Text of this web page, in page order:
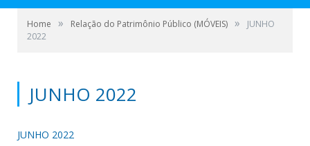
Home » Relação do Patrimônio Público (MÓVEIS) »
JUNHO
2022
JUNHO 2022
JUNHO 2022